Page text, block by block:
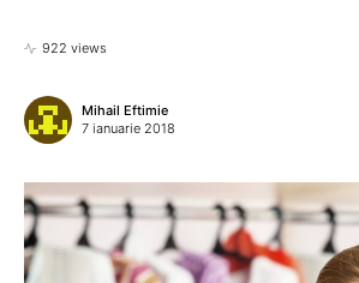
922 views
Mihail Eftimie
7 ianuarie 2018